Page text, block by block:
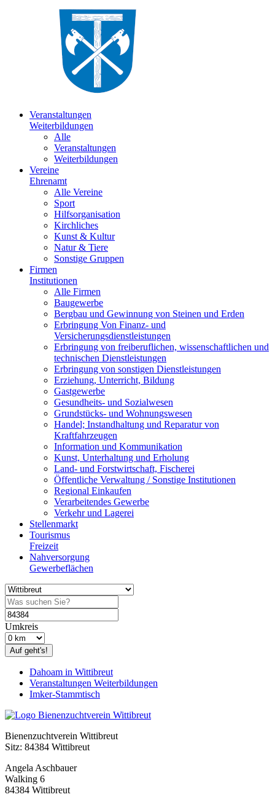
Veranstaltungen
Weiterbildungen
Alle
Veranstaltungen
Weiterbildungen
Vereine
Ehrenamt
Alle Vereine
Sport
Hilfsorganisation
Kirchliches
Kunst & Kultur
Natur & Tiere
Sonstige Gruppen
Firmen
Institutionen
Alle Firmen
Baugewerbe
Bergbau und Gewinnung von Steinen und Erden
Erbringung Von Finanz- und
Versicherungsdienstleistungen
Erbringung von freiberuflichen, wissenschaftlichen und
technischen Dienstleistungen
Erbringung von sonstigen Dienstleistungen
Erziehung, Unterricht, Bildung
Gastgewerbe
Gesundheits- und Sozialwesen
Grundstücks- und Wohnungswesen
Handel; Instandhaltung und Reparatur von
Kraftfahrzeugen
Information und Kommunikation
Kunst, Unterhaltung und Erholung
Land- und Forstwirtschaft, Fischerei
Öffentliche Verwaltung / Sonstige Institutionen
Regional Einkaufen
Verarbeitendes Gewerbe
Verkehr und Lagerei
Stellenmarkt
Tourismus
Freizeit
Nahversorgung
Gewerbeflächen
Umkreis
Auf geht's!
Dahoam in Wittibreut
Veranstaltungen Weiterbildungen
Imker-Stammtisch
Bienenzuchtverein Wittibreut
Sitz: 84384 Wittibreut
Angela Aschbauer
Walking 6
84384 Wittibreut